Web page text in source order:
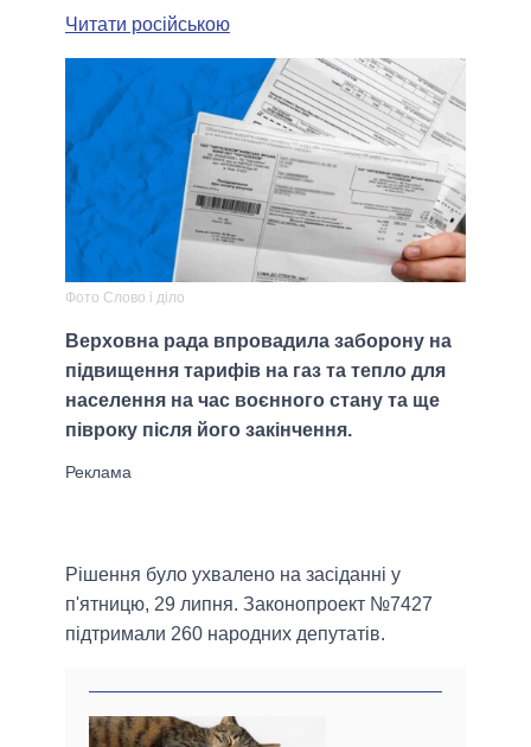
Читати російською
Фото Слово і діло
Верховна рада впровадила заборону на
підвищення тарифів на газ та тепло для
населення на час воєнного стану та ще
півроку після його закінчення.
Рішення було ухвалено на засіданні у
п'ятницю, 29 липня. Законопроект №7427
підтримали 260 народних депутатів.